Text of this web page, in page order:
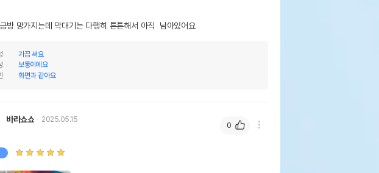
방 망가지는데 막대기는 다행히 튼튼해서 아직  남아있어요
가끔 써요
보통이에요
화면과 같아요
바라쇼쇼 2025.05.15
0